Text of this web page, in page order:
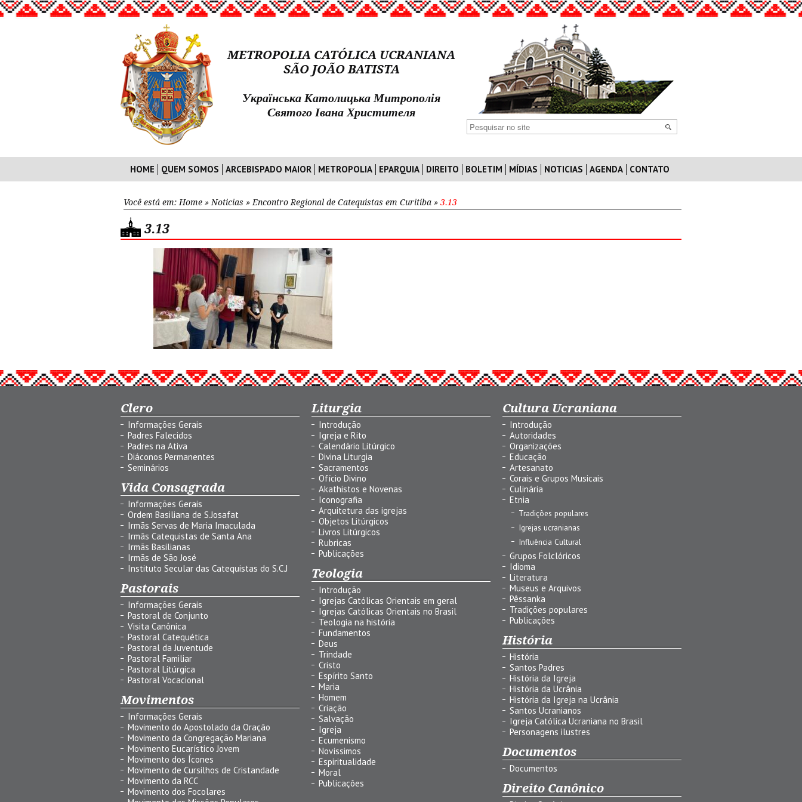
METROPOLIA CATÓLICA UCRANIANA
SÃO JOÃO BATISTA
Українська Католицька Митрополія
Святого Івана Христителя
HOME QUEM SOMOS ARCEBISPADO MAIOR METROPOLIA EPARQUIA DIREITO BOLETIM MÍDIAS NOTICIAS AGENDA CONTATO
Você está em: Home » Noticias » Encontro Regional de Catequistas em Curitiba » 3.13
3.13
Clero
Informações Gerais
Padres Falecidos
Padres na Ativa
Diáconos Permanentes
Seminários
Vida Consagrada
Informações Gerais
Ordem Basiliana de S.Josafat
Irmãs Servas de Maria Imaculada
Irmãs Catequistas de Santa Ana
Irmãs Basilianas
Irmãs de São José
Instituto Secular das Catequistas do S.C.J
Pastorais
Informações Gerais
Pastoral de Conjunto
Visita Canônica
Pastoral Catequética
Pastoral da Juventude
Pastoral Familiar
Pastoral Litúrgica
Pastoral Vocacional
Movimentos
Informações Gerais
Movimento do Apostolado da Oração
Movimento da Congregação Mariana
Movimento Eucarístico Jovem
Movimento dos Ícones
Movimento de Cursilhos de Cristandade
Movimento da RCC
Movimento dos Focolares
Liturgia
Introdução
Igreja e Rito
Calendário Litúrgico
Divina Liturgia
Sacramentos
Ofício Divino
Akathistos e Novenas
Iconografia
Arquitetura das igrejas
Objetos Litúrgicos
Livros Litúrgicos
Rubricas
Publicações
Teologia
Introdução
Igrejas Católicas Orientais em geral
Igrejas Católicas Orientais no Brasil
Teologia na história
Fundamentos
Deus
Trindade
Cristo
Espírito Santo
Maria
Homem
Criação
Salvação
Igreja
Ecumenismo
Novíssimos
Espiritualidade
Moral
Publicações
Cultura Ucraniana
Introdução
Autoridades
Organizações
Educação
Artesanato
Corais e Grupos Musicais
Culinária
Etnia
Tradições populares
Igrejas ucranianas
Influência Cultural
Grupos Folclóricos
Idioma
Literatura
Museus e Arquivos
Pêssanka
Tradições populares
Publicações
História
História
Santos Padres
História da Igreja
História da Ucrânia
História da Igreja na Ucrânia
Santos Ucranianos
Igreja Católica Ucraniana no Brasil
Personagens ilustres
Documentos
Documentos
Direito Canônico